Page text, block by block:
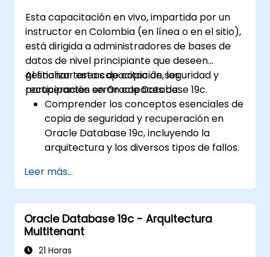
mejores prácticas para la alta
disponibilidad.
Adquirir habilidades de solución de
problemas y diagnóstico para resolver
incidencias en entornos de RAC e
Infraestructura Grid.
Comprender el proceso de aplicación de
parches y actualización de Oracle RAC e
Infraestructura Grid, minimizando los
tiempos de inactividad y manteniendo la
estabilidad del sistema.
Esta capacitación en vivo, impartida por un
instructor en Colombia (en línea o en el sitio),
está dirigida a administradores de bases de
datos de nivel principiante que deseen
gestionar tareas de copia de seguridad y
recuperación en Oracle Database 19c.
Al finalizar esta capacitación, los
participantes serán capaces de:
Comprender los conceptos esenciales de
copia de seguridad y recuperación en
Oracle Database 19c, incluyendo la
arquitectura y los diversos tipos de fallos.
configuración de ajustes de copia de
seguridad y recuperación, incluido el
entorno RMAN y el área de recuperación
rápida.
Desarrollar habilidades prácticas para
realizar diferentes tipos de operaciones
Leer más...
Oracle Database 19c - Arquitectura
Multitenant
21 Horas